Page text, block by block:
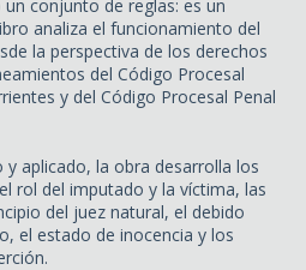
conjunto de reglas: es un
analiza el funcionamiento del
la perspectiva de los derechos
del Código Procesal
y del Código Procesal Penal
aplicado, la obra desarrolla los
rol del imputado y la víctima, las
del juez natural, el debido
el estado de inocencia y los